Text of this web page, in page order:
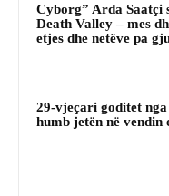
Cyborg” Arda Saatçi
Death Valley – mes
etjes dhe netëve pa
29-vjeçari goditet
humb jetën në vendin